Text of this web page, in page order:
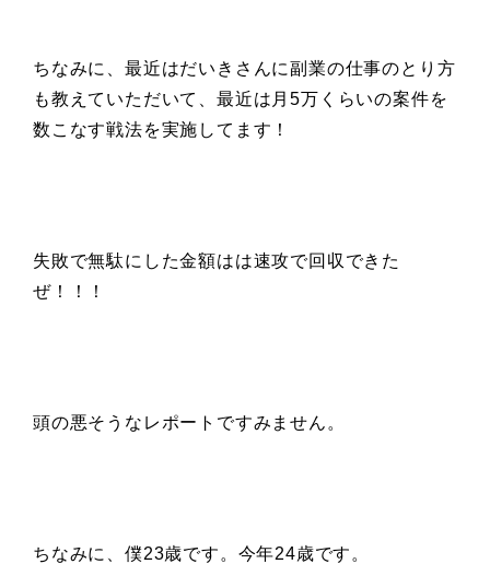
ちなみに、最近はだいきさんに副業の仕事のとり方
も教えていただいて、最近は月5万くらいの案件を
数こなす戦法を実施してます！
失敗で無駄にした金額はは速攻で回収できた
ぜ！！！
頭の悪そうなレポートですみません。
ちなみに、僕23歳です。今年24歳です。